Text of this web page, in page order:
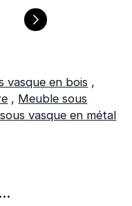
vasque en bois ,
, Meuble sous
vasque en métal